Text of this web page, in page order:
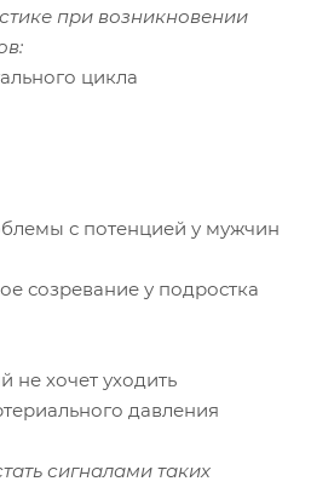
при возникновении
цикла
с потенцией у мужчин
созревание у подростка
не хочет уходить
давления
сигналами таких